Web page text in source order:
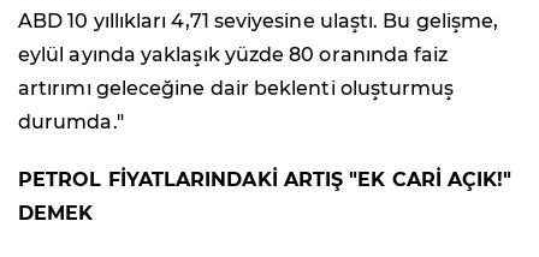
ABD 10 yıllıkları 4,71 seviyesine ulaştı. Bu gelişme,
eylül ayında yaklaşık yüzde 80 oranında faiz
artırımı geleceğine dair beklenti oluşturmuş
durumda."
PETROL FİYATLARINDAKİ ARTIŞ "EK CARİ AÇIK!"
DEMEK